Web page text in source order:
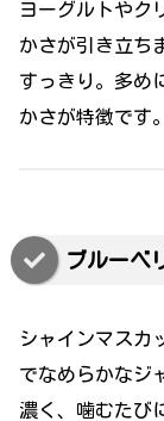
ヨーグルトやク
かさが引き立ち
すっきり。多め
かさが特徴です。
ブルーベ
シャインマスカ
でなめらかなジ
濃く、噛むたび